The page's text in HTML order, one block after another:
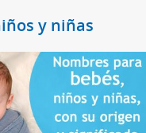
y niñas